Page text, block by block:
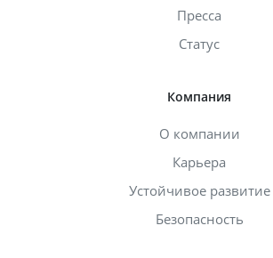
Пресса
Статус
Компания
О компании
Карьера
Устойчивое развитие
Безопасность